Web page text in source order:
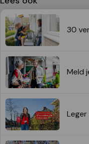
30
Meld